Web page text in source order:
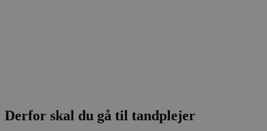
Derfor skal du gå til tandplejer